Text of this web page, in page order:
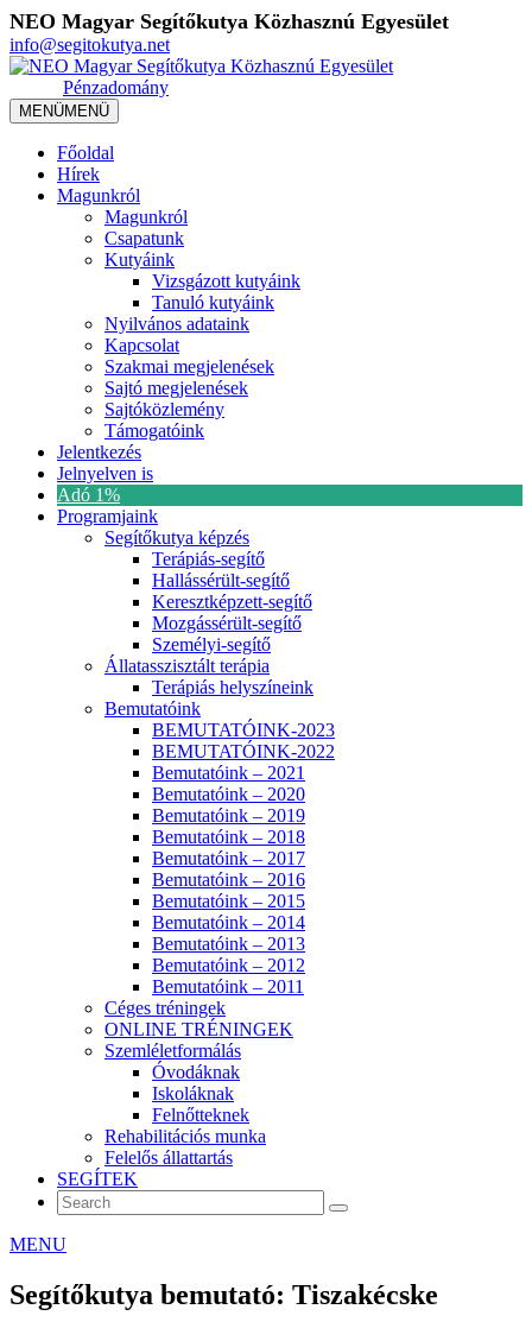
NEO Magyar Segítőkutya Közhasznú Egyesület
info@segitokutya.net
Pénzadomány
MENÜMENÜ
Főoldal
Hírek
Magunkról
Magunkról
Csapatunk
Kutyáink
Vizsgázott kutyáink
Tanuló kutyáink
Nyilvános adataink
Kapcsolat
Szakmai megjelenések
Sajtó megjelenések
Sajtóközlemény
Támogatóink
Jelentkezés
Jelnyelven is
Adó 1%
Programjaink
Segítőkutya képzés
Terápiás-segítő
Hallássérült-segítő
Keresztképzett-segítő
Mozgássérült-segítő
Személyi-segítő
Állatasszisztált terápia
Terápiás helyszíneink
Bemutatóink
BEMUTATÓINK-2023
BEMUTATÓINK-2022
Bemutatóink – 2021
Bemutatóink – 2020
Bemutatóink – 2019
Bemutatóink – 2018
Bemutatóink – 2017
Bemutatóink – 2016
Bemutatóink – 2015
Bemutatóink – 2014
Bemutatóink – 2013
Bemutatóink – 2012
Bemutatóink – 2011
Céges tréningek
ONLINE TRÉNINGEK
Szemléletformálás
Óvodáknak
Iskoláknak
Felnőtteknek
Rehabilitációs munka
Felelős állattartás
SEGÍTEK
MENU
Segítőkutya bemutató: Tiszakécske